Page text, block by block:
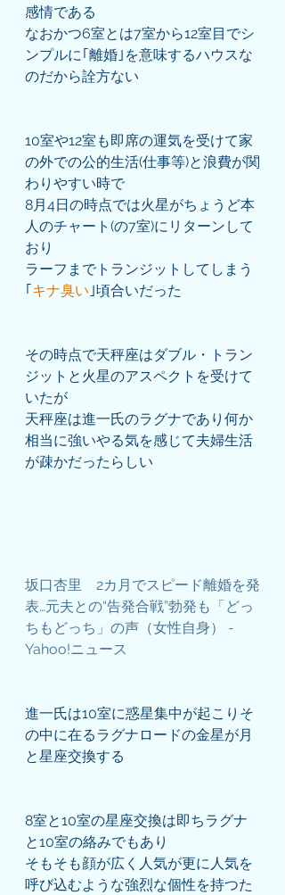
感情である
なおかつ6室とは7室から12室目でシ
ンプルに｢離婚｣を意味するハウスな
のだから詮方ない
10室や12室も即席の運気を受けて家
の外での公的生活(仕事等)と浪費が関
わりやすい時で
8月4日の時点では火星がちょうど本
人のチャート(の7室)にリターンして
おり
ラーフまでトランジットしてしまう
｢キナ臭い ｣頃合いだった
その時点で天秤座はダブル・トラン
ジットと火星のアスペクトを受けて
いたが
天秤座は進一氏のラグナであり何か
相当に強いやる気を感じて夫婦生活
が疎かだったらしい
坂口杏里　2カ月でスピード離婚を発
表…元夫との“告発合戦”勃発も「どっ
ちもどっち」の声（女性自身） -
Yahoo!ニュース
進一氏は10室に惑星集中が起こりそ
の中に在るラグナロードの金星が月
と星座交換する
8室と10室の星座交換は即ちラグナ
と10室の絡みでもあり
そもそも顔が広く人気が更に人気を
呼び込むような強烈な個性を持つた